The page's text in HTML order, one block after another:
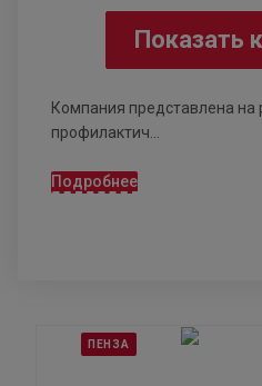
Показать
Компания представлена на
профилактич...
Подробнее
ПЕНЗА